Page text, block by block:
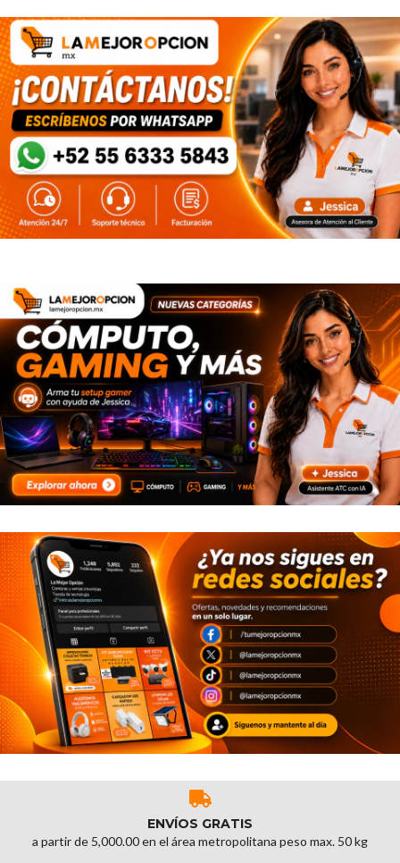
ENVÍOS GRATIS
a partir de 5,000.00 en el área metropolitana peso max. 50 kg